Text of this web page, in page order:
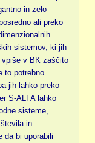
in zelo
ali preko
sistemov, ki jih
vpiše v BK zaščito
to potrebno.
jih lahko preko
S-ALFA lahko
sisteme,
in
da bi uporabili